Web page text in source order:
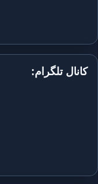
کانال تلگرام: